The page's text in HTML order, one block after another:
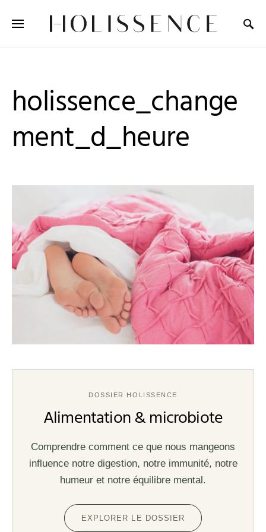
holissence_change
ment_d_heure
DOSSIER HOLISSENCE
Alimentation & microbiote
Comprendre comment ce que nous mangeons
influence notre digestion, notre immunité, notre
humeur et notre équilibre mental.
EXPLORER LE DOSSIER